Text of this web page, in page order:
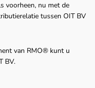
voorheen, nu met de
tussen OIT BV
van RMO® kunt u
BV.